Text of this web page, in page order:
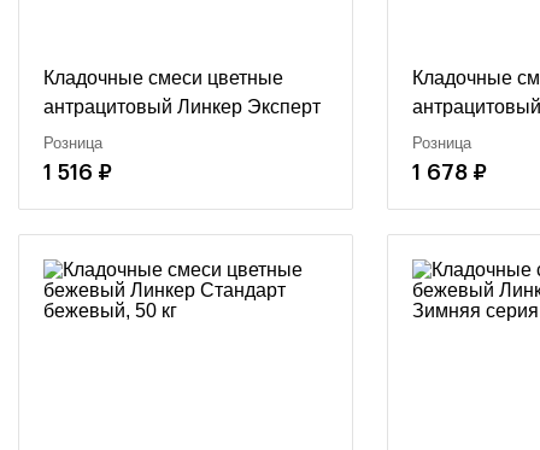
Кладочные смеси цветные
антрацитовый Линкер Эксперт
антрацитовый, 50 кг
Розница
1 516 ₽
Кладочные
Зимняя
50 кг
Розница
1 678 ₽